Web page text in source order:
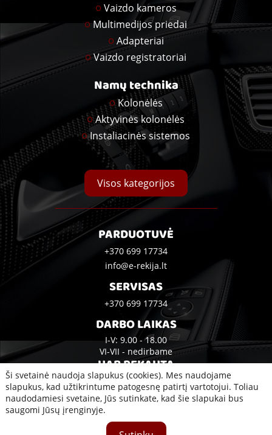
Vaizdo kameros
Multimedijos priedai
Adapteriai
Vaizdo registratoriai
Namų technika
Kolonėlės
Aktyvinės kolonėlės
Instaliacinės sistemos
Visos kategorijos
PARDUOTUVĖ
+370 699 17734
info@e-rekija.lt
SERVISAS
+370 699 17734
DARBO LAIKAS
I-V: 9.00 - 18.00
VI-VII - nedirbame
UAB REKAUTA
Bijūnų g. 10A, Klaipėda
2020 © Visos teisės saugomos UAB Rekauta
Ši svetainė naudoja slapukus (cookies). Mes naudojame
slapukus, kad užtikrintume patogesnę patirtį vartotojui. Toliau
naudodamiesi svetaine, Jūs sutinkate, kad šie slapukai bus
saugomi Jūsų įrenginyje.